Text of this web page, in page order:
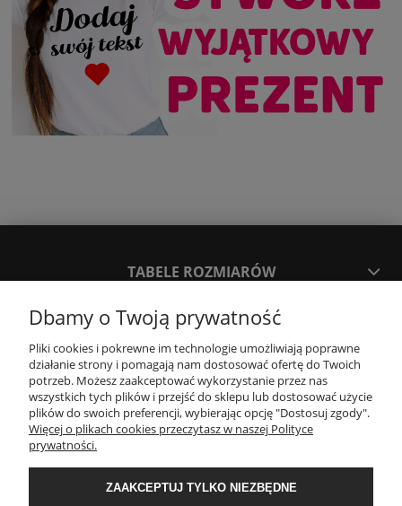
TABELE ROZMIARÓW
SPOSOBY PŁATNOŚCI ORAZ CZAS I KOSZTY DOSTAWY
DOSTAWY
KONTAKT
WYMIANA / ZWROTY / REKLAMACJE
Dbamy o Twoją prywatność
Pliki cookies i pokrewne im technologie umożliwiają poprawne
działanie strony i pomagają nam dostosować ofertę do Twoich
potrzeb. Możesz zaakceptować wykorzystanie przez nas
wszystkich tych plików i przejść do sklepu lub dostosować użycie
plików do swoich preferencji, wybierając opcję "Dostosuj zgody".
Więcej o plikach cookies przeczytasz w naszej Polityce
prywatności.
ZAAKCEPTUJ TYLKO NIEZBĘDNE